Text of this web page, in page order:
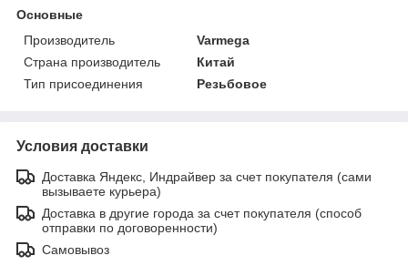
Основные
Производитель
Varmega
Страна производитель
Китай
Тип присоединения
Резьбовое
Условия доставки
Доставка Яндекс, Индрайвер за счет покупателя (сами
вызываете курьера)
Доставка в другие города за счет покупателя (способ
отправки по договоренности)
Самовывоз